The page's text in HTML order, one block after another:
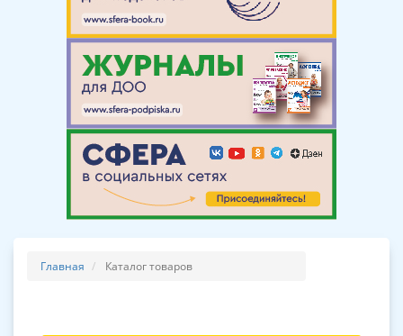
Главная Каталог товаров